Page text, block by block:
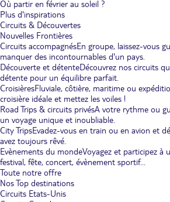
Où partir en février au soleil ?
Plus d'inspirations
Circuits & Découvertes
Nouvelles Frontières
Circuits accompagnésEn groupe, laissez-vous
manquer des incontournables d'un pays.
Découverte et détenteDécouvrez nos circuits
détente pour un équilibre parfait.
CroisièresFluviale, côtière, maritime ou
croisière idéale et mettez les voiles !
Road Trips & circuits privésA votre rythme ou
un voyage unique et inoubliable.
City TripsEvadez-vous en train ou en avion et
avez toujours rêvé.
Evènements du mondeVoyagez et participez à
festival, fête, concert, évènement sportif...
Toute notre offre
Nos Top destinations
Circuits Etats-Unis